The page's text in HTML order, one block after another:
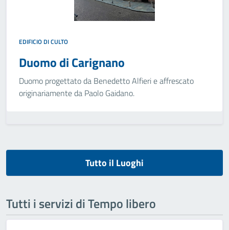
EDIFICIO DI CULTO
Duomo di Carignano
Duomo progettato da Benedetto Alfieri e affrescato
originariamente da Paolo Gaidano.
Tutto il Luoghi
Tutti i servizi di Tempo libero